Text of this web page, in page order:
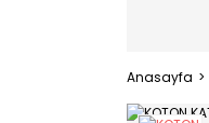
Anasayfa